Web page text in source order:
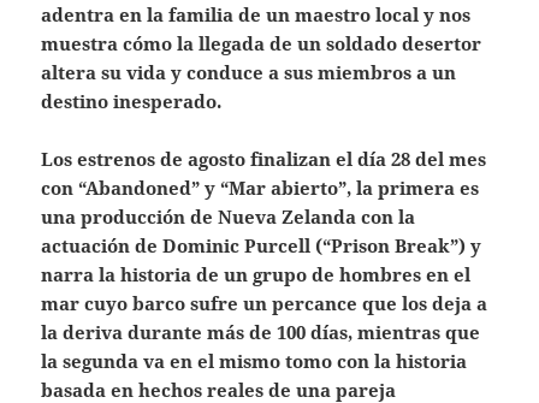
adentra en la familia de un maestro local y nos
muestra cómo la llegada de un soldado desertor
altera su vida y conduce a sus miembros a un
destino inesperado.
Los estrenos de agosto finalizan el día 28 del mes
con “Abandoned” y “Mar abierto”, la primera es
una producción de Nueva Zelanda con la
actuación de Dominic Purcell (“Prison Break”) y
narra la historia de un grupo de hombres en el
mar cuyo barco sufre un percance que los deja a
la deriva durante más de 100 días, mientras que
la segunda va en el mismo tomo con la historia
basada en hechos reales de una pareja